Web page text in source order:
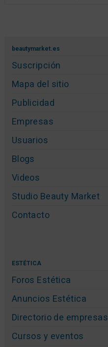
beautymarket.es
Suscripción
Mapa del sitio
Publicidad
Empresas
Usuarios
Blogs
Videos
Studio Beauty Market
Contacto
ESTÉTICA
Foros Estética
Anuncios Estética
Directorio de empresas
Cursos y eventos